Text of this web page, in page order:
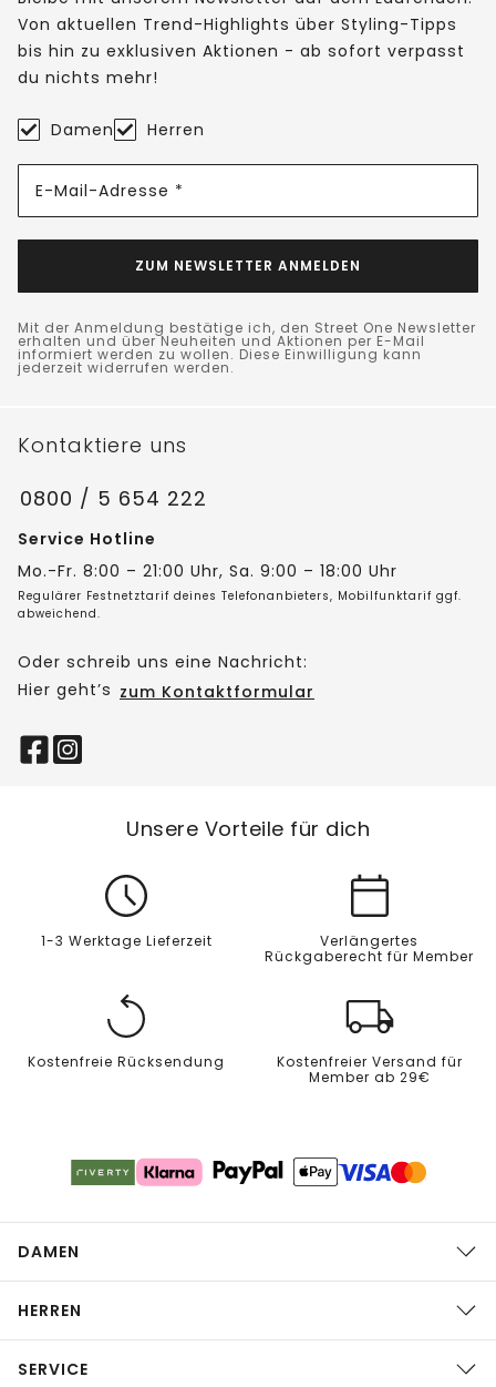
Von aktuellen Trend-Highlights über Styling-Tipps
bis hin zu exklusiven Aktionen - ab sofort verpasst
du nichts mehr!
Damen Herren
E-Mail-Adresse *
ZUM NEWSLETTER ANMELDEN
Mit der Anmeldung bestätige ich, den Street One Newsletter
erhalten und über Neuheiten und Aktionen per E-Mail
informiert werden zu wollen. Diese Einwilligung kann
jederzeit widerrufen werden.
Kontaktiere uns
0800 / 5 654 222
Service Hotline
Mo.-Fr. 8:00 – 21:00 Uhr, Sa. 9:00 – 18:00 Uhr
Regulärer Festnetztarif deines Telefonanbieters, Mobilfunktarif ggf.
abweichend.
Oder schreib uns eine Nachricht:
Hier geht’s zum Kontaktformular
Unsere Vorteile für dich
1-3 Werktage Lieferzeit
Verlängertes
Rückgaberecht für Member
Kostenfreie Rücksendung
Kostenfreier Versand für
Member ab 29€
DAMEN
HERREN
SERVICE